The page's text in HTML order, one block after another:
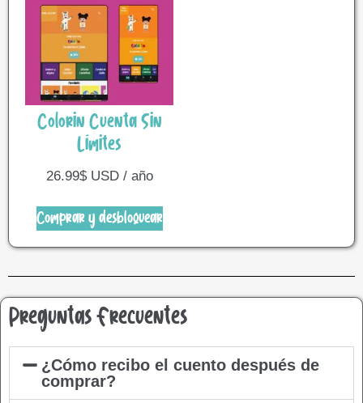
Colorin Cuenta Sin
Límites
26.99$USD / año
Comprar y desbloquear
Preguntas Frecuentes
¿Cómo recibo el cuento después de
comprar?